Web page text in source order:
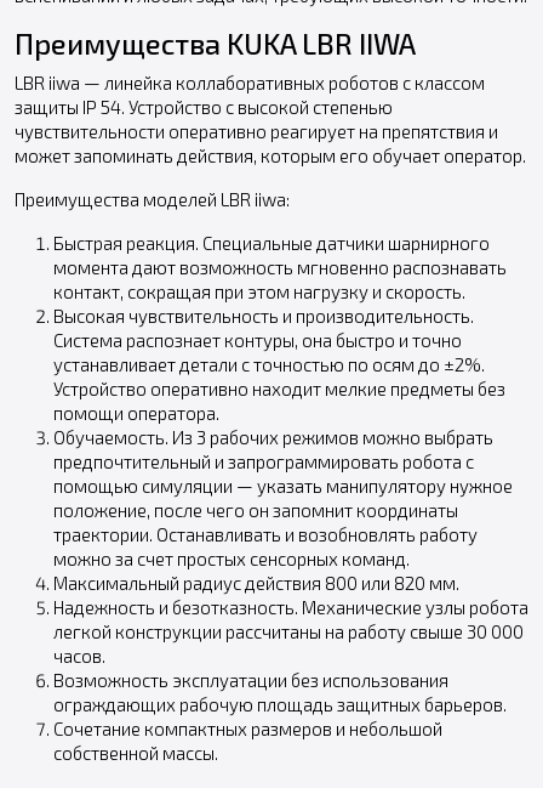
Преимущества KUKA LBR IIWA
LBR iiwa — линейка коллаборативных роботов с классом
защиты IP 54. Устройство с высокой степенью
чувствительности оперативно реагирует на препятствия и
может запоминать действия, которым его обучает оператор.
Преимущества моделей LBR iiwa:
Быстрая реакция. Специальные датчики шарнирного
момента дают возможность мгновенно распознавать
контакт, сокращая при этом нагрузку и скорость.
Высокая чувствительность и производительность.
Система распознает контуры, она быстро и точно
устанавливает детали с точностью по осям до ±2%.
Устройство оперативно находит мелкие предметы без
помощи оператора.
Обучаемость. Из 3 рабочих режимов можно выбрать
предпочтительный и запрограммировать робота с
помощью симуляции — указать манипулятору нужное
положение, после чего он запомнит координаты
траектории. Останавливать и возобновлять работу
можно за счет простых сенсорных команд.
Максимальный радиус действия 800 или 820 мм.
Надежность и безотказность. Механические узлы робота
легкой конструкции рассчитаны на работу свыше 30 000
часов.
Возможность эксплуатации без использования
ограждающих рабочую площадь защитных барьеров.
Сочетание компактных размеров и небольшой
собственной массы.